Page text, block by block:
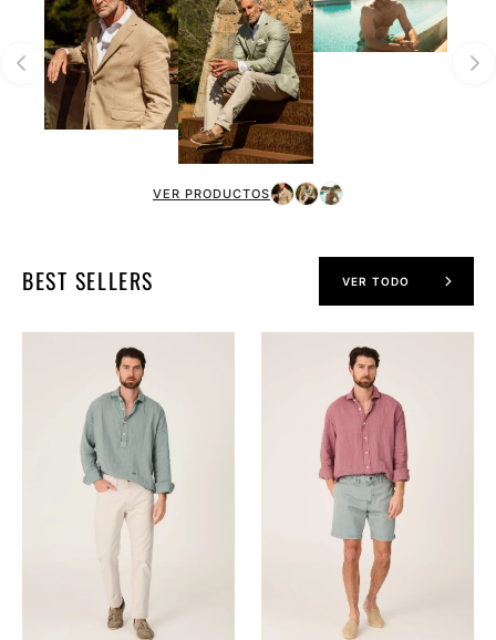
VER PRODUCTOS
BEST SELLERS VER TODO
Formentor
Navarrete